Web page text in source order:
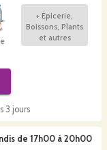
+ Épicerie,
Boissons, Plants
et autres
3 jours
de 17h00 à 20h00